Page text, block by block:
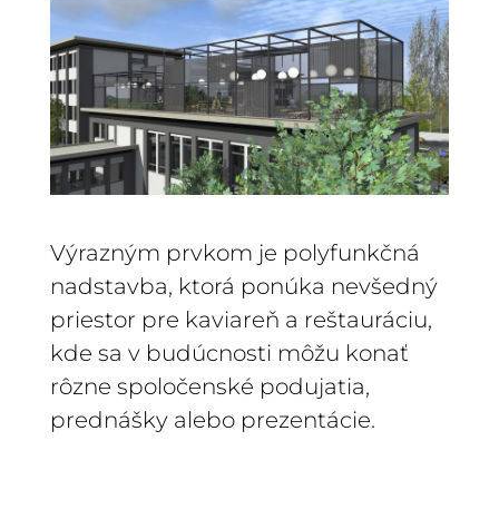
Výrazným prvkom je polyfunkčná
nadstavba, ktorá ponúka nevšedný
priestor pre kaviareň a reštauráciu,
kde sa v budúcnosti môžu konať
rôzne spoločenské podujatia,
prednášky alebo prezentácie.